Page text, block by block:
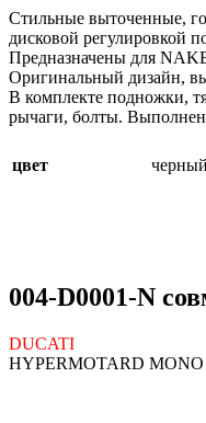
Стильные выточенные,
дисковой регулировкой
Предназначены для
Оригинальный дизайн,
В комплекте подножки,
рычаги, болты.
цвет черный
004-D0001-N
DUCATI
HYPERMOTARD MONO